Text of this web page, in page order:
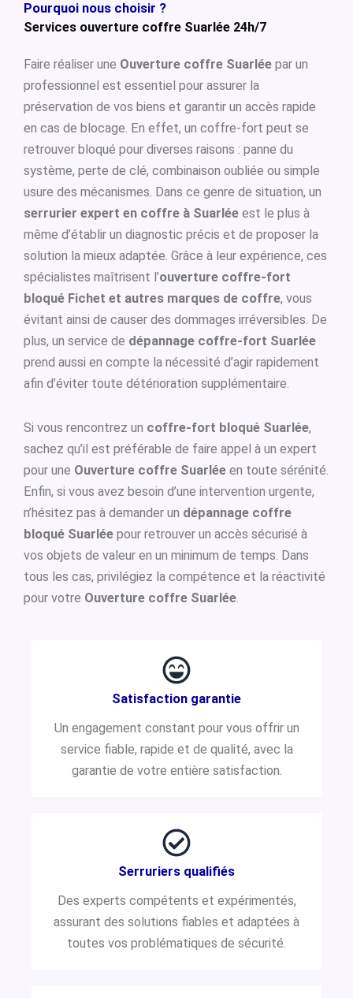
Pourquoi nous choisir ?
Services ouverture coffre Suarlée 24h/7
Faire réaliser une Ouverture coffre Suarlée par un
professionnel est essentiel pour assurer la
préservation de vos biens et garantir un accès rapide
en cas de blocage. En effet, un coffre-fort peut se
retrouver bloqué pour diverses raisons : panne du
système, perte de clé, combinaison oubliée ou simple
usure des mécanismes. Dans ce genre de situation, un
serrurier expert en coffre à Suarlée est le plus à
même d’établir un diagnostic précis et de proposer la
solution la mieux adaptée. Grâce à leur expérience, ces
spécialistes maîtrisent l’ouverture coffre-fort
bloqué Fichet et autres marques de coffre, vous
évitant ainsi de causer des dommages irréversibles. De
plus, un service de dépannage coffre-fort Suarlée
prend aussi en compte la nécessité d’agir rapidement
afin d’éviter toute détérioration supplémentaire.
Si vous rencontrez un coffre-fort bloqué Suarlée,
sachez qu’il est préférable de faire appel à un expert
pour une Ouverture coffre Suarlée en toute sérénité.
Enfin, si vous avez besoin d’une intervention urgente,
n’hésitez pas à demander un dépannage coffre
bloqué Suarlée pour retrouver un accès sécurisé à
vos objets de valeur en un minimum de temps. Dans
tous les cas, privilégiez la compétence et la réactivité
pour votre Ouverture coffre Suarlée.
Satisfaction garantie
Un engagement constant pour vous offrir un
service fiable, rapide et de qualité, avec la
garantie de votre entière satisfaction.
Serruriers qualifiés
Des experts compétents et expérimentés,
assurant des solutions fiables et adaptées à
toutes vos problématiques de sécurité.